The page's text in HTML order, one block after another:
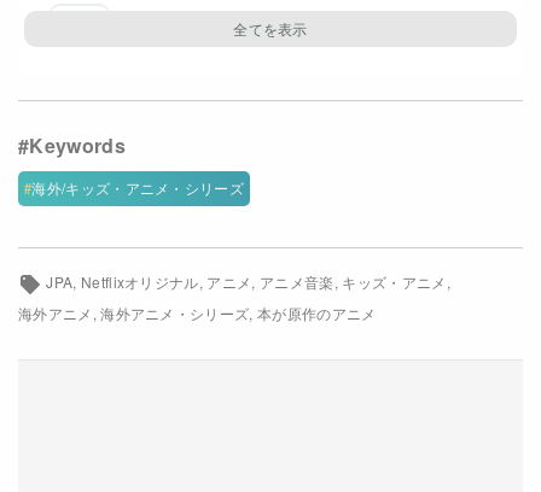
海外/キッズ・アニメ・シリーズ
JPA Netflixオリジナル アニメ アニメ音楽 キッズ・アニメ
海外アニメ 海外アニメ・シリーズ 本が原作のアニメ